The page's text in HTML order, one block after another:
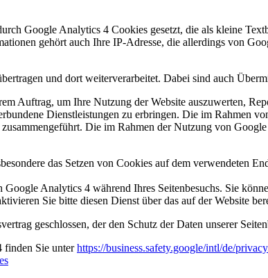
Google Analytics 4 Cookies gesetzt, die als kleine
gehört auch Ihre IP-Adresse, die allerdings von
und dort weiterverarbeitet. Dabei sind auch
Auftrag, um Ihre Nutzung der Website auszuwerten,
Dienstleistungen zu erbringen. Die im Rahmen
Die im Rahmen der Nutzung von
das Setzen von Cookies auf dem verwendeten
Analytics 4 während Ihres Seitenbesuchs. Sie
Sie bitte diesen Dienst über das auf der Website
geschlossen, der den Schutz der Daten unserer
finden Sie unterhttps://business.safety.google/intl/de/privacy